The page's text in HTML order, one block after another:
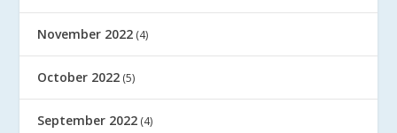
November 2022 (4)
October 2022 (5)
September 2022 (4)